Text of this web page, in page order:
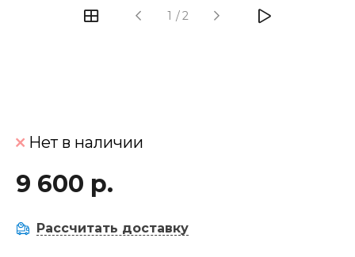
1 /2
Нет в наличии
9 600 р.
Рассчитать доставку